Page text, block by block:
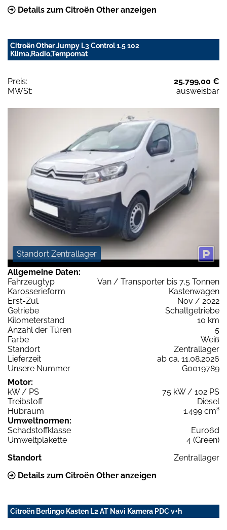
Details zum Citroën Other anzeigen
Citroën Other Jumpy L3 Control 1.5 102
Klima,Radio,Tempomat
Preis:
25.799,00 €
MWSt:
ausweisbar
Standort Zentrallager
Allgemeine Daten:
Fahrzeugtyp
Van / Transporter bis 7,5 Tonnen
Karosserieform
Kastenwagen
Erst-Zul.
Nov / 2022
Getriebe
Schaltgetriebe
Kilometerstand
10 km
Anzahl der Türen
5
Farbe
Weiß
Standort
Zentrallager
Lieferzeit
ab ca. 11.08.2026
Unsere Nummer
G0019789
Motor:
kW / PS
75 kW / 102 PS
Treibstoff
Diesel
Hubraum
1.499 cm³
Umweltnormen:
Schadstoffklasse
Euro6d
Umweltplakette
4 (Green)
Standort
Zentrallager
Details zum Citroën Other anzeigen
Citroën Berlingo Kasten L2 AT Navi Kamera PDC v+h